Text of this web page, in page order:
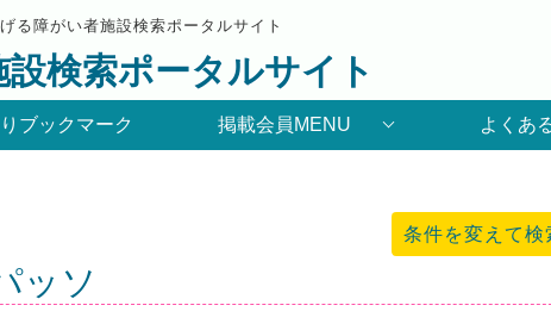
る障がい者施設検索ポータルサイト
検索ポータルサイト
ブックマーク 掲載会員MENU よくあ
条件を変えて検
ッソ